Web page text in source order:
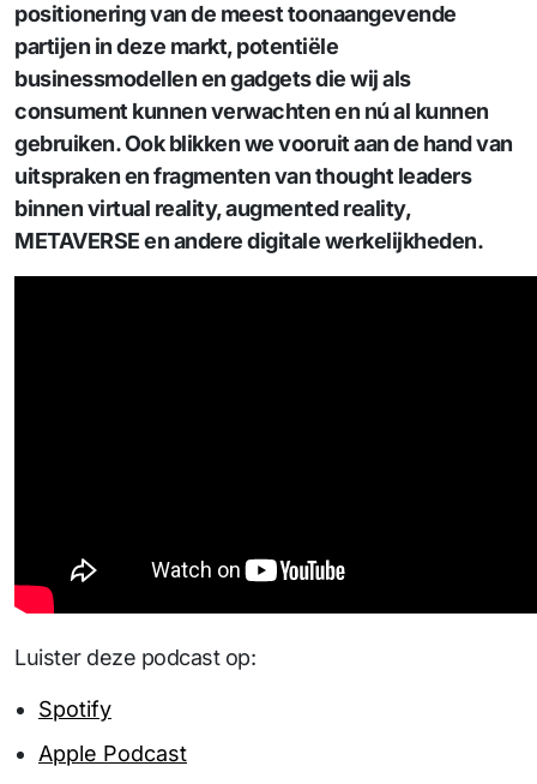
positionering van de meest toonaangevende
partijen in deze markt, potentiële
businessmodellen en gadgets die wij als
consument kunnen verwachten en nú al kunnen
gebruiken. Ook blikken we vooruit aan de hand van
uitspraken en fragmenten van thought leaders
binnen virtual reality, augmented reality,
METAVERSE en andere digitale werkelijkheden.
Luister deze podcast op:
Spotify
Apple Podcast